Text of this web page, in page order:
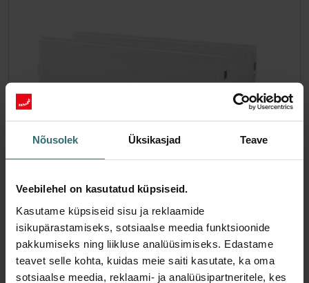
Nõusolek Üksikasjad Teave
Veebilehel on kasutatud küpsiseid.
Kasutame küpsiseid sisu ja reklaamide
isikupärastamiseks, sotsiaalse meedia funktsioonide
pakkumiseks ning liikluse analüüsimiseks. Edastame
teavet selle kohta, kuidas meie saiti kasutate, ka oma
sotsiaalse meedia, reklaami- ja analüüsipartneritele, kes
Hügieeni filtrikomplekt – Zehnder
ComfoAir Q/E | Zehnder Original
Filtrikomplekt siseõhu puhtana hoidmiseks ja
ventilatsioonisüsteemi kaitsmiseks saasteainete eest - ePM1
Artikli number: 400502013